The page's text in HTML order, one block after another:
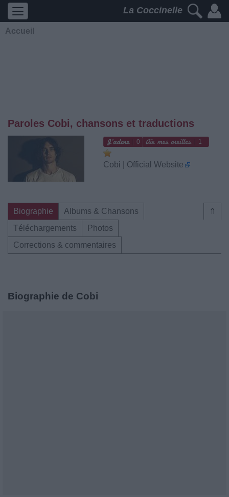
La Coccinelle
Accueil
Paroles Cobi, chansons et traductions
0 1
Cobi | Official Website
⇑
Biographie
Albums & Chansons
Téléchargements
Photos
Corrections & commentaires
Biographie de Cobi